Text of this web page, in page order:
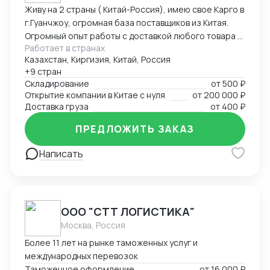
Живу на 2 страны ( Китай-Россия), имею свое Карго в
г.Гуанчжоу, огромная база поставщиков из Китая.
Огромный опыт работы с доставкой любого товара в
Страны Средней Азии. Поиск, выкуп, валюта, обмен,
инспекция.
Работает в странах
Казахстан, Киргизия, Китай, Россия
+9 стран
Складирование
от500 ₽
Открытие компании в Китае с нуля
от200 000 ₽
Доставка груза
от 400 ₽
Написать
ПРЕДЛОЖИТЬ ЗАКАЗ
ООО "СТТ ЛОГИСТИКА"
Москва, Россия
Более 11 лет на рынке таможенных услуг и
международных перевозок